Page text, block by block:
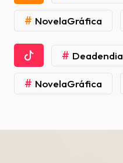
# NovelaGráfica
# Deadendia
# NovelaGráfica